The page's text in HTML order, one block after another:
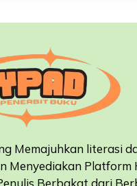
Memajuhkan literasi
Menyediakan Platform
Berbakat dari